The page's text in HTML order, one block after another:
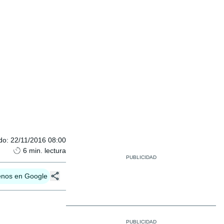
: 22/11/2016 08:00
6 min. lectura
en Google